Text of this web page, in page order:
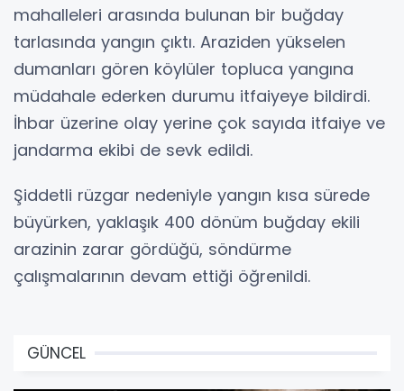
mahalleleri arasında bulunan bir buğday
tarlasında yangın çıktı. Araziden yükselen
dumanları gören köylüler topluca yangına
müdahale ederken durumu itfaiyeye bildirdi.
İhbar üzerine olay yerine çok sayıda itfaiye ve
jandarma ekibi de sevk edildi.
Şiddetli rüzgar nedeniyle yangın kısa sürede
büyürken, yaklaşık 400 dönüm buğday ekili
arazinin zarar gördüğü, söndürme
çalışmalarının devam ettiği öğrenildi.
GÜNCEL